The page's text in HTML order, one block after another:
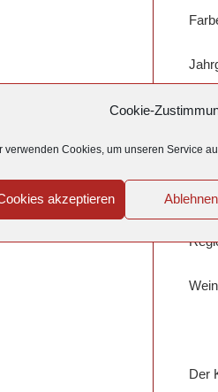
Cookie-
verwenden Cookies, um unseren Service
akzeptieren Ablehnen
Der